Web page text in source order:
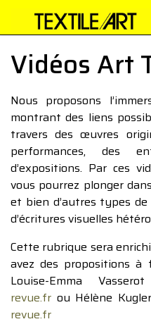
Vidéos Art
Nous proposons
montrant des liens
travers des œuvres
performances, des
d’expositions. Par ces
vous pourrez plonger
et bien d’autres types
d’écritures visuelles
Cette rubrique sera
avez des propositions à
Louise-Emma
revue.fr ou Hélène
revue.fr